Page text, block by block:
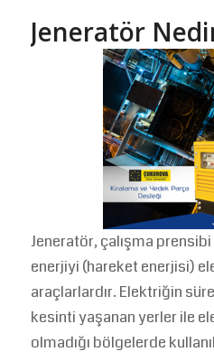
Jeneratör
Jeneratör, çalışma
enerjiyi (hareket enerjisi)
araçlarlardır. Elektriğin
kesinti yaşanan yerler ile
olmadığı bölgelerde